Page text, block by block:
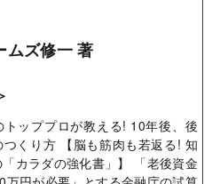
ムズ修一 著
ッププロが教える! 10年後、後
くり方 【脳も筋肉も若返る! 知
カラダの強化書」】 「老後資金